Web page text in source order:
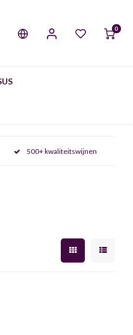
0
500+ kwaliteitswijnen